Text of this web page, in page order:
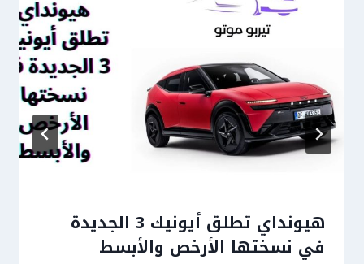
هيونداي تطلق أيونيك 3 الجديدة
في نسختها الأرخص والأبسط